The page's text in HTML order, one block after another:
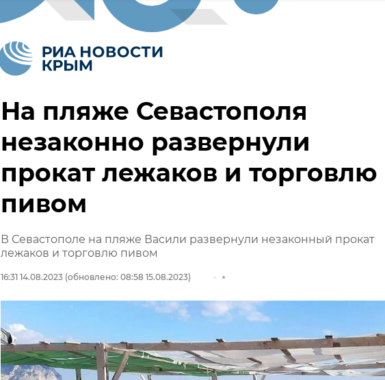
На пляже Севастополя
незаконно развернули
прокат лежаков и торговлю
пивом
В Севастополе на пляже Васили развернули незаконный прокат
лежаков и торговлю пивом
16:31 14.08.2023 (обновлено: 08:58 15.08.2023)